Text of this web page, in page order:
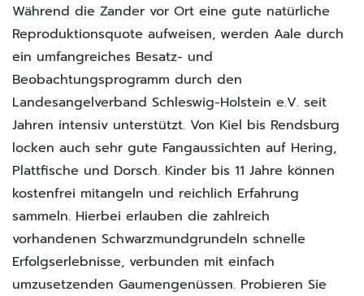
Während die Zander vor Ort eine gute natürliche
Reproduktionsquote aufweisen, werden Aale durch
ein umfangreiches Besatz- und
Beobachtungsprogramm durch den
Landesangelverband Schleswig-Holstein e.V. seit
Jahren intensiv unterstützt. Von Kiel bis Rendsburg
locken auch sehr gute Fangaussichten auf Hering,
Plattfische und Dorsch. Kinder bis 11 Jahre können
kostenfrei mitangeln und reichlich Erfahrung
sammeln. Hierbei erlauben die zahlreich
vorhandenen Schwarzmundgrundeln schnelle
Erfolgserlebnisse, verbunden mit einfach
umzusetzenden Gaumengenüssen. Probieren Sie